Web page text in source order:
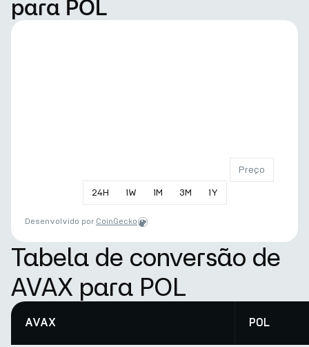
para POL
24H 1W 1M 3M 1Y
Preço
Desenvolvido por CoinGecko
Tabela de conversão de
AVAX para POL
AVAX POL